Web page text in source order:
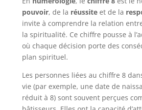
pouvoir, de la réussiteet de la
invite à comprendre la relation
la spiritualité. Ce chiffre pousse à
où chaque décision porte des
plan spirituel.
Les personnes liées au chiffre 8
vie (par exemple, une date de
réduit à 8) sont souvent perçues